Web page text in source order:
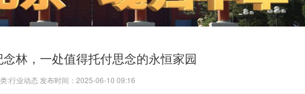
林，一处值得托付思念的永恒家园
:行业动态 发布时间：2025-06-10 09:16